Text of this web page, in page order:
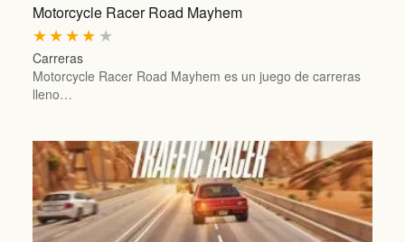
Motorcycle Racer Road Mayhem
★
★
★
★
★
Carreras
Motorcycle Racer Road Mayhem es un juego de carreras
lleno…